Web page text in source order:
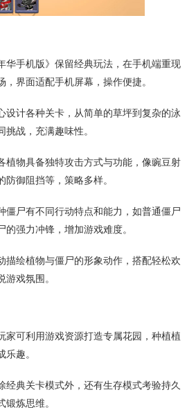
华手机版》保留经典玩法，在手机端重现
，界面适配手机屏幕，操作便捷。
设计各种关卡，从简单的草坪到复杂的泳
战，充满趣味性。
植物具备独特攻击方式与功能，像豌豆射
御阻挡等，策略多样。
僵尸有不同行动特点和能力，如普通僵尸
的强力冲锋，增加游戏难度。
描绘植物与僵尸的形象动作，搭配轻松欢
游戏氛围。
家可利用游戏资源打造专属花园，种植植
乐趣。
经典关卡模式外，还有生存模式考验持久
锻炼思维。